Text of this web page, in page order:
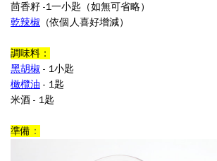
茴香籽 -1一小匙（如無可省略）
乾辣椒 （依個人喜好增減）
調味料：
黑胡椒 - 1小匙
橄欖油 - 1匙
米酒 - 1匙
準備 ：